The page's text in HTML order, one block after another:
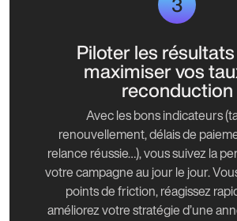
3
Piloter les
maximiser vos
reconduction
Avec les bons indicateurs
renouvellement, délais de
relance réussie…), vous suivez la
votre campagne au jour le jour.
points de friction, réagissez
améliorez votre stratégie d’une